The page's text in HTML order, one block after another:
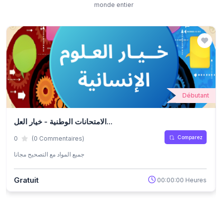
monde entier
Débutant
الامتحانات الوطنية - خيار العل...
0 (0 Commentaires) Comparez
جميع المواد مع التصحيح مجانا
Gratuit 00:00:00 Heures